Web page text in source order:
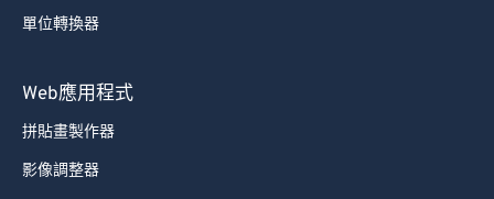
單位轉換器
Web應用程式
拼貼畫製作器
影像調整器